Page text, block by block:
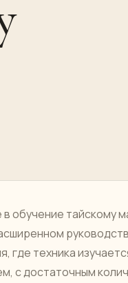
обучение тайскому
где техника
с достаточным